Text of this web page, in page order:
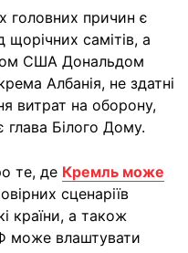
головних причин є
щорічних самітів, а
США Дональдом
Албанія, не здатні
витрат на оборону,
глава Білого Дому.
те, де Кремль може
сценаріїв
країни, а також
може влаштувати